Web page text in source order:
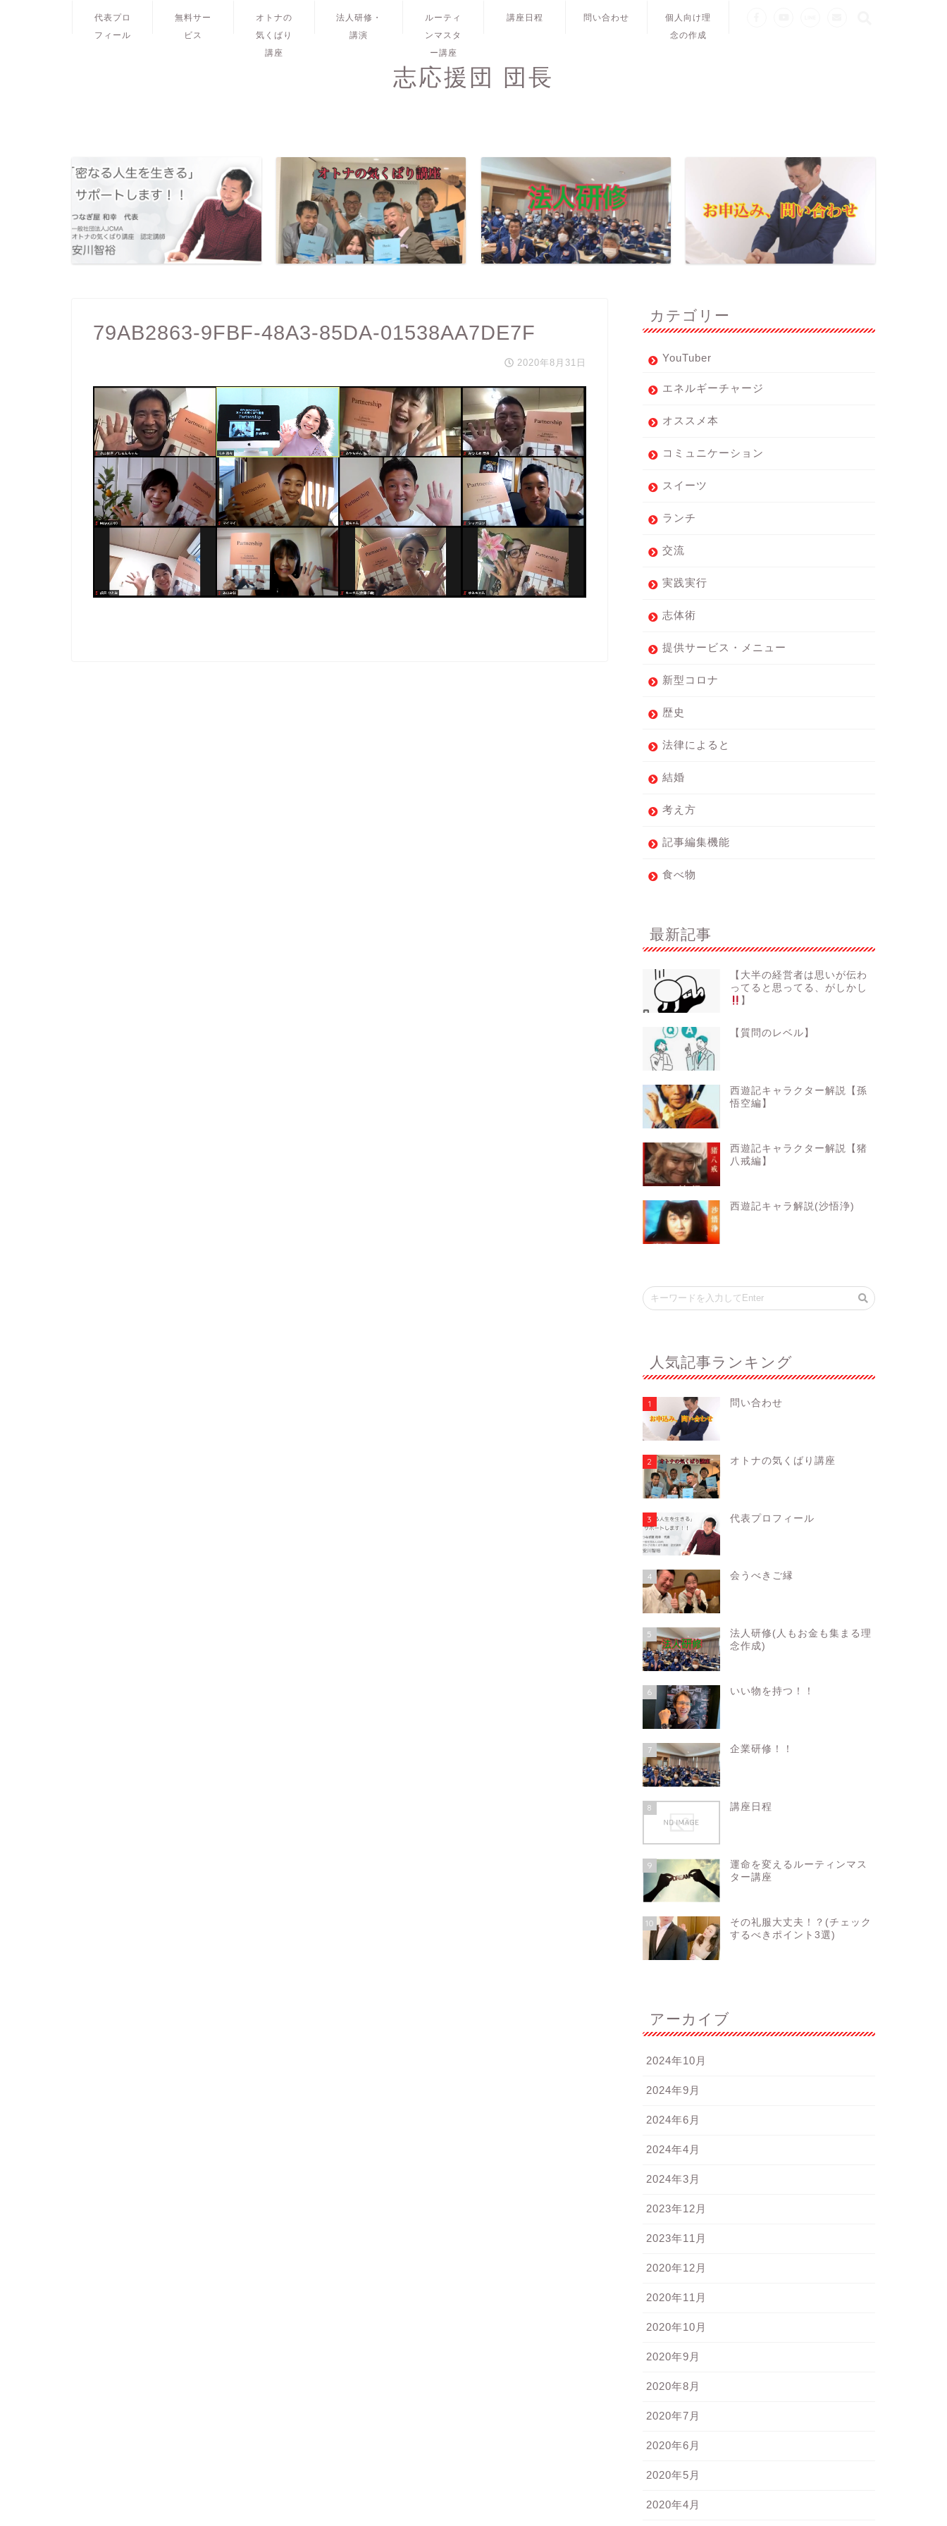
代表プロ
フィール
無料サー
ビス
オトナの
気くばり
講座
法人研修・
講演
ルーティ
ンマスタ
ー講座
講座日程 問い合わせ
個人向け理
念の作成
志応援団 団長
79AB2863-9FBF-48A3-85DA-01538AA7DE7F
2020年8月31日
カテゴリー
YouTuber
エネルギーチャージ
オススメ本
コミュニケーション
スイーツ
ランチ
交流
実践実行
志体術
提供サービス・メニュー
新型コロナ
歴史
法律によると
結婚
考え方
記事編集機能
食べ物
最新記事
【大半の経営者は思いが伝わ
ってると思ってる、がしかし
】
【質問のレベル】
西遊記キャラクター解説【孫
悟空編】
西遊記キャラクター解説【猪
八戒編】
西遊記キャラ解説(沙悟浄)
人気記事ランキング
1 問い合わせ
2 オトナの気くばり講座
3 代表プロフィール
4 会うべきご縁
5
法人研修(人もお金も集まる理
念作成)
6 いい物を持つ！！
7 企業研修！！
8 講座日程
9
運命を変えるルーティンマス
ター講座
10
その礼服大丈夫！？(チェック
するべきポイント3選)
アーカイブ
2024年10月
2024年9月
2024年6月
2024年4月
2024年3月
2023年12月
2023年11月
2020年12月
2020年11月
2020年10月
2020年9月
2020年8月
2020年7月
2020年6月
2020年5月
2020年4月